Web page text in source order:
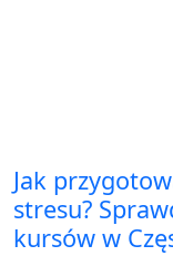
Jak
stresu?
kursów w